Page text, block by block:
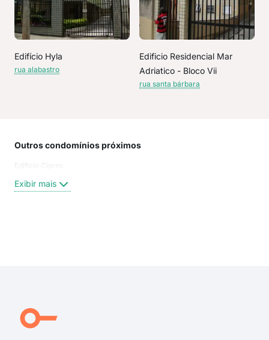
Edifício Hyla
rua alabastro
Edificio Residencial Mar
Adriatico - Bloco Vii
rua santa bárbara
Outros condomínios próximos
Edificio Cipros
Exibir mais